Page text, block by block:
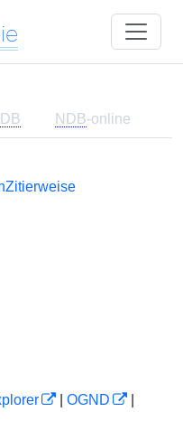
NDB-online
Zitierweise
OGND